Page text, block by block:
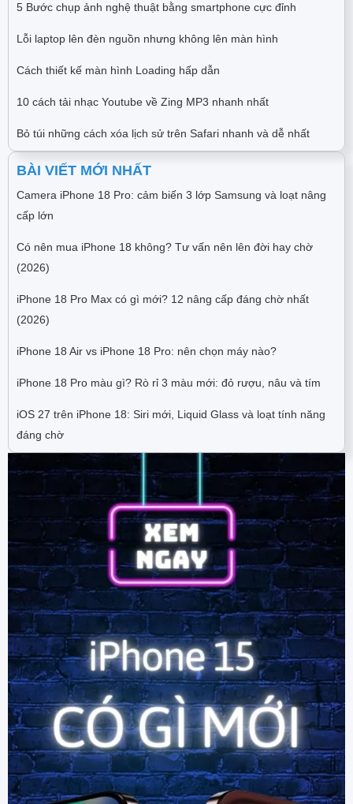
5 Bước chụp ảnh nghệ thuật bằng smartphone cực đỉnh
Lỗi laptop lên đèn nguồn nhưng không lên màn hình
Cách thiết kế màn hình Loading hấp dẫn
10 cách tải nhạc Youtube về Zing MP3 nhanh nhất
Bỏ túi những cách xóa lịch sử trên Safari nhanh và dễ nhất
BÀI VIẾT MỚI NHẤT
Camera iPhone 18 Pro: cảm biến 3 lớp Samsung và loạt nâng
cấp lớn
Có nên mua iPhone 18 không? Tư vấn nên lên đời hay chờ
(2026)
iPhone 18 Pro Max có gì mới? 12 nâng cấp đáng chờ nhất
(2026)
iPhone 18 Air vs iPhone 18 Pro: nên chọn máy nào?
iPhone 18 Pro màu gì? Rò rỉ 3 màu mới: đỏ rượu, nâu và tím
iOS 27 trên iPhone 18: Siri mới, Liquid Glass và loạt tính năng
đáng chờ